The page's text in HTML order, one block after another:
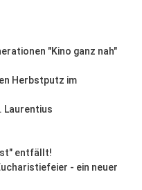
"Kino ganz nah"
Herbstputz im
Laurentius
entfällt!
- ein neuer